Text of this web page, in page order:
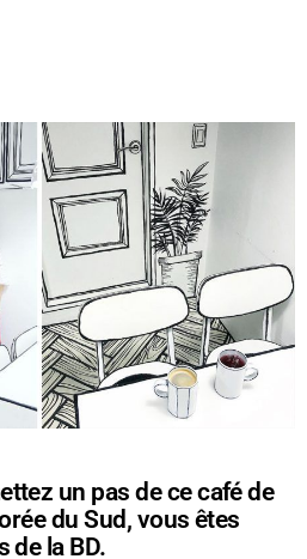
un pas de ce café de
du Sud, vous êtes
de la BD.